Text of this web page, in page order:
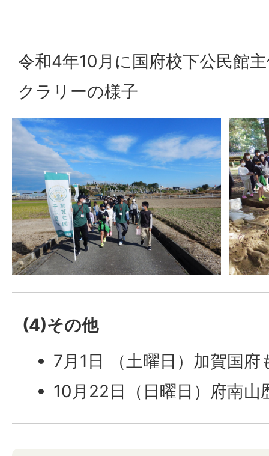
令和4年10月に国府校下公民館
クラリーの様子
(4)その他
7月1日 （土曜日）加賀国
10月22日（日曜日）府南山